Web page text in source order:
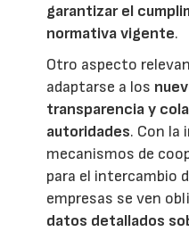
garantizar el
normativa vigente.
Otro aspecto
adaptarse a los
transparencia y
autoridades. Con la
mecanismos de
para el intercambio
empresas se ven
datos detallados